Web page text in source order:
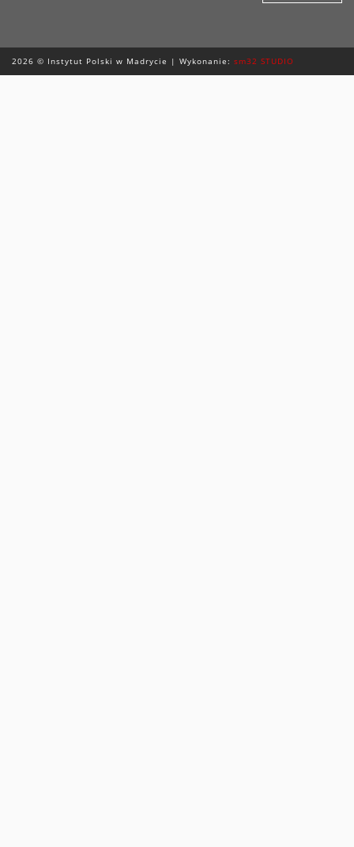
2026 © Instytut Polski w Madrycie | Wykonanie: sm32 STUDIO